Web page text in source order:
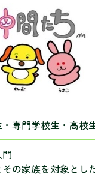
専門学校生・高校
の家族を対象とし